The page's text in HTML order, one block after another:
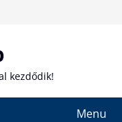
kezdődik!
Menu